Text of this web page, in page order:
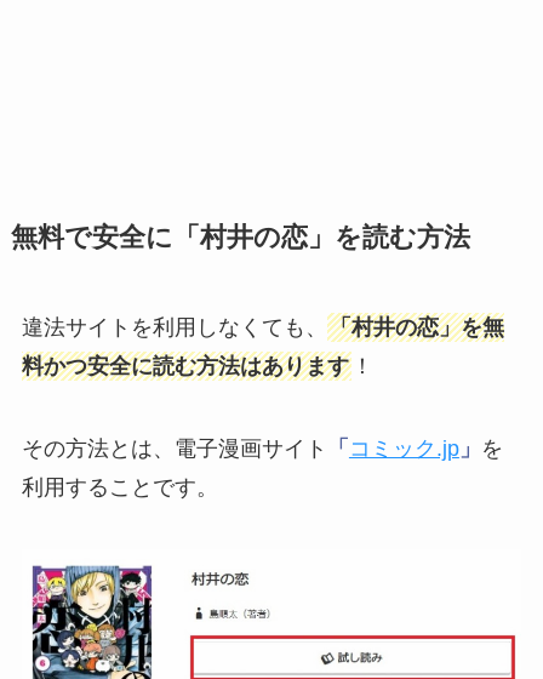
無料で安全に「村井の恋」を読む方法
違法サイトを利用しなくても、 「村井の恋」を無
料かつ安全に読む方法はあります！
その方法とは、電子漫画サイト 「 コミック.jp」 を
利用することです。